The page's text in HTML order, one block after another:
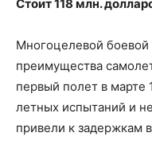
Стоит 118 млн.
Многоцелевой боевой
преимущества
первый полет в марте
летных испытаний и
привели к задержкам